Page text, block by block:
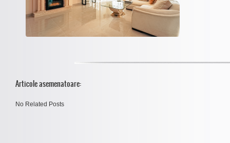
De ce sa aleg pardoseala din marmura
Marmura este una dintre cele mai cautate pietre naturale cand vine
Articole asemenatoare:
No Related Posts